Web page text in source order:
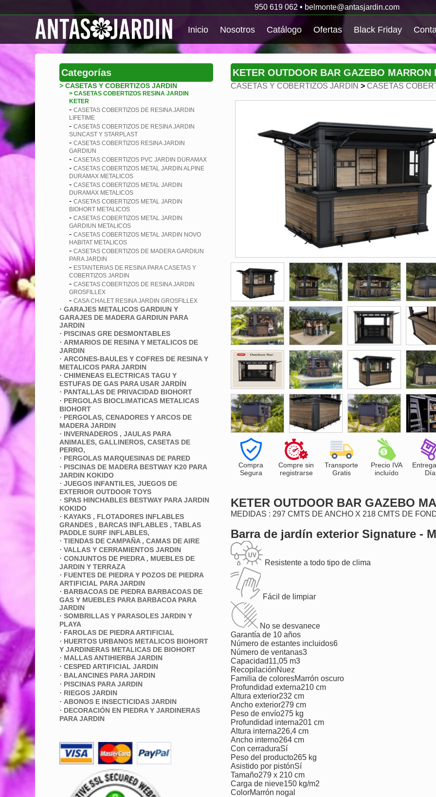
950 619 062 • belmonte@antasjardin.com
Inicio Nosotros Catálogo Ofertas Black Friday
Categorías
> CASETAS Y COBERTIZOS JARDIN
> CASETAS COBERTIZOS RESINA JARDIN
KETER
- CASETAS COBERTIZOS DE RESINA JARDIN
LIFETIME
- CASETAS COBERTIZOS DE RESINA JARDIN
SUNCAST Y STARPLAST
- CASETAS COBERTIZOS RESINA JARDIN
GARDIUN
- CASETAS COBERTIZOS PVC JARDIN DURAMAX
- CASETAS COBERTIZOS METAL JARDIN ALPINE
DURAMAX METALICOS
- CASETAS COBERTIZOS METAL JARDIN
DURAMAX METALICOS
- CASETAS COBERTIZOS METAL JARDIN
BIOHORT METALICOS
- CASETAS COBERTIZOS METAL JARDIN
GARDIUN METALICOS
- CASETAS COBERTIZOS METAL JARDIN NOVO
HABITAT METALICOS
- CASETAS COBERTIZOS DE MADERA GARDIUN
PARA JARDIN
- ESTANTERIAS DE RESINA PARA CASETAS Y
COBERTIZOS JARDIN
- CASETAS COBERTIZOS DE RESINA JARDIN
GROSFILLEX
- CASA CHALET RESINA JARDIN GROSFILLEX
· GARAJES METALICOS GARDIUN Y
GARAJES DE MADERA GARDIUN PARA
JARDIN
· PISCINAS GRE DESMONTABLES
· ARMARIOS DE RESINA Y METALICOS DE
JARDIN
· ARCONES-BAULES Y COFRES DE RESINA Y
METALICOS PARA JARDIN
· CHIMENEAS ELECTRICAS TAGU Y
ESTUFAS DE GAS PARA USAR JARDÍN
· PANTALLAS DE PRIVACIDAD BIOHORT
· PERGOLAS BIOCLIMATICAS METALICAS
BIOHORT
· PERGOLAS, CENADORES Y ARCOS DE
MADERA JARDIN
· INVERNADEROS , JAULAS PARA
ANIMALES, GALLINEROS, CASETAS DE
PERRO,
· PERGOLAS MARQUESINAS DE PARED
· PISCINAS DE MADERA BESTWAY K20 PARA
JARDIN KOKIDO
· JUEGOS INFANTILES, JUEGOS DE
EXTERIOR OUTDOOR TOYS
· SPAS HINCHABLES BESTWAY PARA JARDIN
KOKIDO
· KAYAKS , FLOTADORES INFLABLES
GRANDES , BARCAS INFLABLES , TABLAS
PADDLE SURF INFLABLES,
· TIENDAS DE CAMPAÑA , CAMAS DE AIRE
· VALLAS Y CERRAMIENTOS JARDIN
· CONJUNTOS DE PIEDRA , MUEBLES DE
JARDIN Y TERRAZA
· FUENTES DE PIEDRA Y POZOS DE PIEDRA
ARTIFICIAL PARA JARDIN
· BARBACOAS DE PIEDRA BARBACOAS DE
GAS Y MUEBLES PARA BARBACOA PARA
JARDIN
· SOMBRILLAS Y PARASOLES JARDIN Y
PLAYA
· FAROLAS DE PIEDRA ARTIFICIAL
· HUERTOS URBANOS METALICOS BIOHORT
Y JARDINERAS METALICAS DE BIOHORT
· MALLAS ANTIHIERBA JARDIN
· CESPED ARTIFICIAL JARDIN
· BALANCINES PARA JARDIN
· PISCINAS PARA JARDIN
· RIEGOS JARDIN
· ABONOS E INSECTICIDAS JARDIN
· DECORACIÓN EN PIEDRA Y JARDINERAS
PARA JARDIN
KETER OUTDOOR BAR GAZEBO MARRON
CASETAS Y COBERTIZOS JARDIN > CASETAS
Compra
Segura
Compre sin
registrarse
Transporte
Gratis
Precio IVA
incluído
KETER OUTDOOR BAR GAZEBO
MEDIDAS : 297 CMTS DE ANCHO X 218 CMTS DE
Barra de jardín exterior Signature -
Resistente a todo tipo de clima
Fácil de limpiar
No se desvanece
Garantía de 10 años
Número de estantes incluidos6
Número de ventanas3
Capacidad11,05 m3
RecopilaciónNuez
Familia de coloresMarrón oscuro
Profundidad externa210 cm
Altura exterior232 cm
Ancho exterior279 cm
Peso de envío275 kg
Profundidad interna201 cm
Altura interna226,4 cm
Ancho interno264 cm
Con cerraduraSí
Peso del producto265 kg
Asistido por pistónSí
Tamaño279 x 210 cm
Carga de nieve150 kg/m2
ColorMarrón nogal